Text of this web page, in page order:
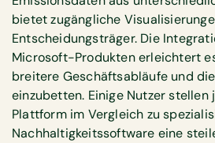
bietet zugängliche
Entscheidungsträger. Die
Microsoft-Produkten erleichtert
breitere Geschäftsabläufe und
einzubetten. Einige Nutzer
Plattform im Vergleich zu
Nachhaltigkeitssoftware eine